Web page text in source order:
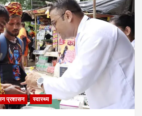
प्रशासन स्वास्थ्य